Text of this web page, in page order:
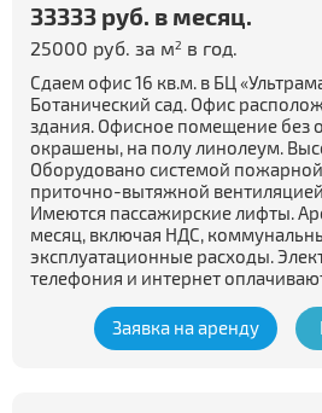
33333 руб. в месяц.
25000 руб. за м2 в год.
Сдаем офис 16 кв.м. в БЦ
Ботанический сад. Офис
здания. Офисное помещение без
окрашены, на полу линолеум.
Оборудовано системой
приточно-вытяжной
Имеются пассажирские лифты.
месяц, включая НДС,
эксплуатационные расходы.
телефония и интернет
Заявка на аренду